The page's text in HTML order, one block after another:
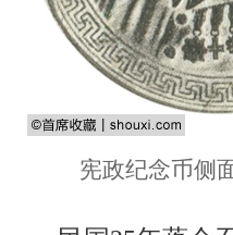
宪政纪念币侧